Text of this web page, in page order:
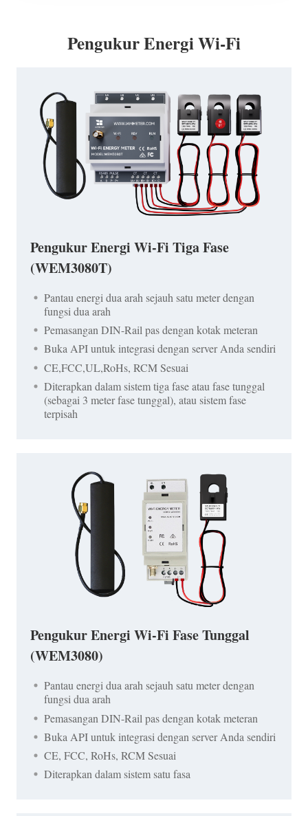
Pengukur Energi Wi-Fi
Pengukur Energi Wi-Fi Tiga Fase
(WEM3080T)
Pantau energi dua arah sejauh satu meter dengan
fungsi dua arah
Pemasangan DIN-Rail pas dengan kotak meteran
Buka API untuk integrasi dengan server Anda sendiri
CE,FCC,UL,RoHs, RCM Sesuai
Diterapkan dalam sistem tiga fase atau fase tunggal
(sebagai 3 meter fase tunggal), atau sistem fase
terpisah
Pengukur Energi Wi-Fi Fase Tunggal
(WEM3080)
Pantau energi dua arah sejauh satu meter dengan
fungsi dua arah
Pemasangan DIN-Rail pas dengan kotak meteran
Buka API untuk integrasi dengan server Anda sendiri
CE, FCC, RoHs, RCM Sesuai
Diterapkan dalam sistem satu fasa